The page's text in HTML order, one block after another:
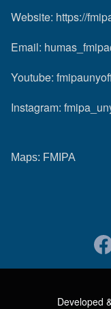
Website: https://
Email:
Youtube:
Instagram:
Maps: FMIPA
Developed